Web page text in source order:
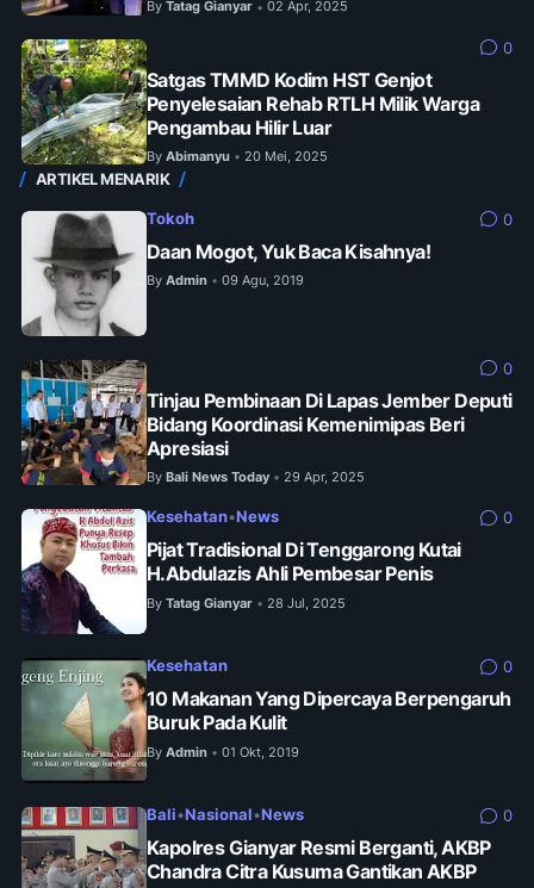
By Tatag Gianyar • 02 Apr, 2025
0
Satgas TMMD Kodim HST Genjot
Penyelesaian Rehab RTLH Milik Warga
Pengambau Hilir Luar
By Abimanyu • 20 Mei, 2025
ARTIKEL MENARIK
Tokoh 0
Daan Mogot, Yuk Baca Kisahnya!
By Admin • 09 Agu, 2019
0
Tinjau Pembinaan Di Lapas Jember Deputi
Bidang Koordinasi Kemenimipas Beri
Apresiasi
By Bali News Today • 29 Apr, 2025
Kesehatan•News 0
Pijat Tradisional Di Tenggarong Kutai
H.Abdulazis Ahli Pembesar Penis
By Tatag Gianyar • 28 Jul, 2025
Kesehatan 0
10 Makanan Yang Dipercaya Berpengaruh
Buruk Pada Kulit
By Admin • 01 Okt, 2019
Bali•Nasional•News 0
Kapolres Gianyar Resmi Berganti, AKBP
Chandra Citra Kusuma Gantikan AKBP